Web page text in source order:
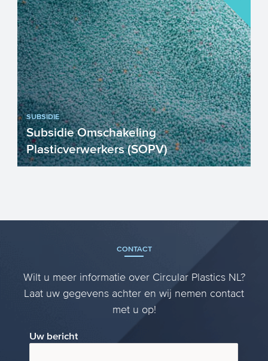
opnieuw gebruiken, repareren of met
hoge kwaliteit recyclen van ...
SUBSIDIE
Subsidie Omschakeling
Plasticverwerkers (SOPV)
producten? Met Subsidie Oms...
CONTACT
Wilt u meer informatie over Circular Plastics NL?
Laat uw gegevens achter en wij nemen contact
met u op!
Uw bericht